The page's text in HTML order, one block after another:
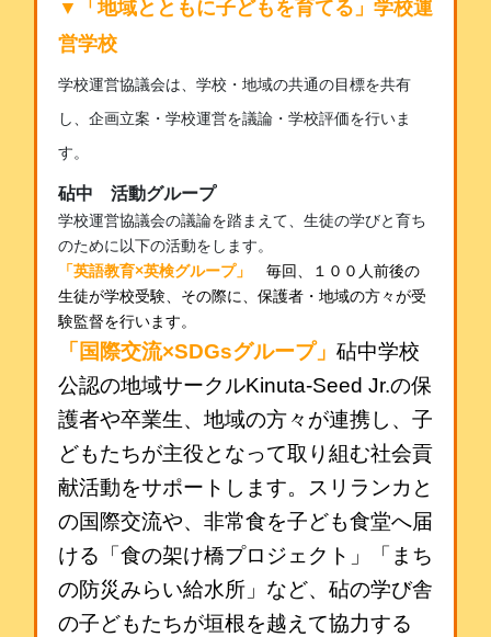
▼「地域とともに子どもを育てる」 学校運
営学校
学校運営協議会は、学校・地域の共通の目標を共有
し、企画立案・学校運営を議論・学校評価を行いま
す。
砧中 活動グループ
学校運営協議会の議論を踏まえて、生徒の学びと育ち
のために以下の活動をします。
「英語教育×英検グループ」 毎回、１００人前後の
生徒が学校受験、その際に、保護者・地域の方々が受
験監督を行います。
「国際交流×SDGsグループ」 砧中学校
公認の地域サークルKinuta-Seed Jr.の保
護者や卒業生、地域の方々が連携し、子
どもたちが主役となって取り組む社会貢
献活動をサポートします。スリランカと
の国際交流や、非常食を子ども食堂へ届
ける「食の架け橋プロジェクト」「まち
の防災みらい給水所」など、砧の学び舎
の子どもたちが垣根を越えて協力する